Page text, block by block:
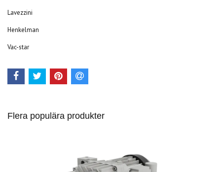
Lavezzini
Henkelman
Vac-star
Flera populära produkter